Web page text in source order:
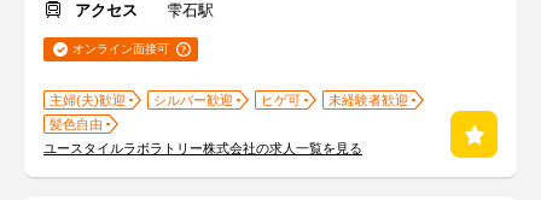
アクセス
雫石駅
オンライン面接可
主婦(夫)歓迎 シルバー歓迎 ヒゲ可
未経験者歓迎
髪色自由
ユースタイルラボラトリー株式会社の求人一覧を見る